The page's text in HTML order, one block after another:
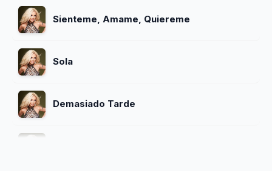
Sienteme, Amame, Quiereme
Sola
Demasiado Tarde